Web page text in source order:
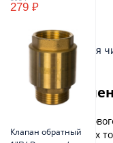
279 ₽
Клапан обратный
Для перекачивания
из скважин.
Сферы
системы
садоводческих